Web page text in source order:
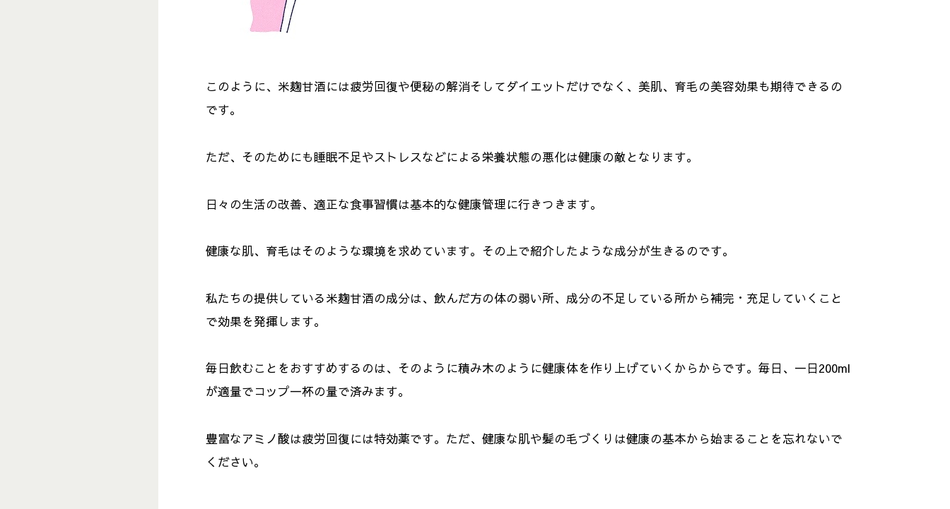
このように、米麹甘酒には疲労回復や便秘の解消そしてダイエットだけでなく、美肌、育毛の美容効果も期待できるの
です。
ただ、そのためにも睡眠不足やストレスなどによる栄養状態の悪化は健康の敵となります。
日々の生活の改善、適正な食事習慣は基本的な健康管理に行きつきます。
健康な肌、育毛はそのような環境を求めています。その上で紹介したような成分が生きるのです。
私たちの提供している米麹甘酒の成分は、飲んだ方の体の弱い所、成分の不足している所から補完・充足していくこと
で効果を発揮します。
毎日飲むことをおすすめするのは、そのように積み木のように健康体を作り上げていくからからです。毎日、一日200ml
が適量でコップ一杯の量で済みます。
豊富なアミノ酸は疲労回復には特効薬です。ただ、健康な肌や髪の毛づくりは健康の基本から始まることを忘れないで
ください。